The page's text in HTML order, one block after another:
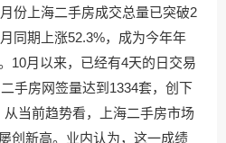
份上海二手房成交总量已突破2
同期上涨52.3%，成为今年年
10月以来，已经有4天的日交易
手房网签量达到1334套，创下
当前趋势看，上海二手房市场
创新高。业内认为，这一成绩